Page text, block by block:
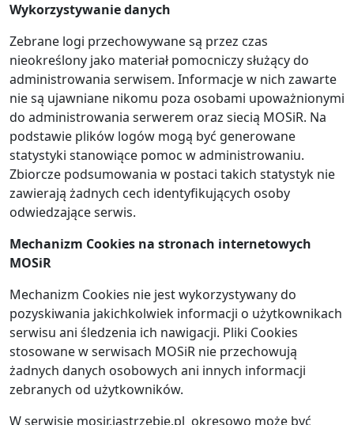
Wykorzystywanie danych
Zebrane logi przechowywane są przez czas
nieokreślony jako materiał pomocniczy służący do
administrowania serwisem. Informacje w nich zawarte
nie są ujawniane nikomu poza osobami upoważnionymi
do administrowania serwerem oraz siecią MOSiR. Na
podstawie plików logów mogą być generowane
statystyki stanowiące pomoc w administrowaniu.
Zbiorcze podsumowania w postaci takich statystyk nie
zawierają żadnych cech identyfikujących osoby
odwiedzające serwis.
Mechanizm Cookies na stronach internetowych
MOSiR
Mechanizm Cookies nie jest wykorzystywany do
pozyskiwania jakichkolwiek informacji o użytkownikach
serwisu ani śledzenia ich nawigacji. Pliki Cookies
stosowane w serwisach MOSiR nie przechowują
żadnych danych osobowych ani innych informacji
zebranych od użytkowników.
W serwisie mosir.jastrzebie.pl okresowo może być